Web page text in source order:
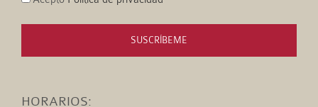
SUSCRÍBEME
HORARIOS: